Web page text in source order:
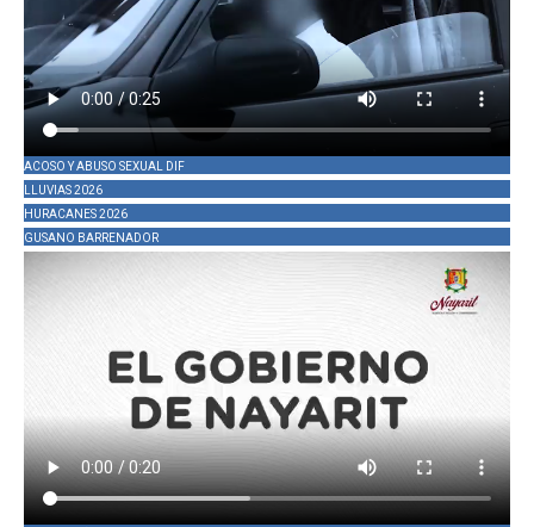
ACOSO Y ABUSO SEXUAL DIF
LLUVIAS 2026
HURACANES 2026
GUSANO BARRENADOR